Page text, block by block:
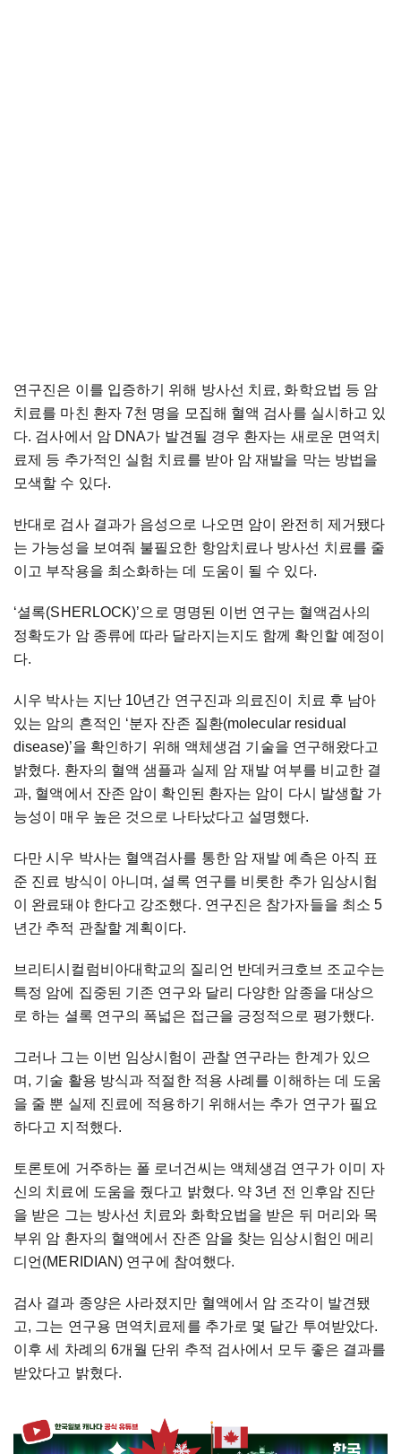
연구진은 이를 입증하기 위해 방사선 치료, 화학요법 등 암
치료를 마친 환자 7천 명을 모집해 혈액 검사를 실시하고 있
다. 검사에서 암 DNA가 발견될 경우 환자는 새로운 면역치
료제 등 추가적인 실험 치료를 받아 암 재발을 막는 방법을
모색할 수 있다.
반대로 검사 결과가 음성으로 나오면 암이 완전히 제거됐다
는 가능성을 보여줘 불필요한 항암치료나 방사선 치료를 줄
이고 부작용을 최소화하는 데 도움이 될 수 있다.
‘셜록(SHERLOCK)’으로 명명된 이번 연구는 혈액검사의
정확도가 암 종류에 따라 달라지는지도 함께 확인할 예정이
다.
시우 박사는 지난 10년간 연구진과 의료진이 치료 후 남아
있는 암의 흔적인 ‘분자 잔존 질환(molecular residual
disease)’을 확인하기 위해 액체생검 기술을 연구해왔다고
밝혔다. 환자의 혈액 샘플과 실제 암 재발 여부를 비교한 결
과, 혈액에서 잔존 암이 확인된 환자는 암이 다시 발생할 가
능성이 매우 높은 것으로 나타났다고 설명했다.
다만 시우 박사는 혈액검사를 통한 암 재발 예측은 아직 표
준 진료 방식이 아니며, 셜록 연구를 비롯한 추가 임상시험
이 완료돼야 한다고 강조했다. 연구진은 참가자들을 최소 5
년간 추적 관찰할 계획이다.
브리티시컬럼비아대학교의 질리언 반데커크호브 조교수는
특정 암에 집중된 기존 연구와 달리 다양한 암종을 대상으
로 하는 셜록 연구의 폭넓은 접근을 긍정적으로 평가했다.
그러나 그는 이번 임상시험이 관찰 연구라는 한계가 있으
며, 기술 활용 방식과 적절한 적용 사례를 이해하는 데 도움
을 줄 뿐 실제 진료에 적용하기 위해서는 추가 연구가 필요
하다고 지적했다.
토론토에 거주하는 폴 로너건씨는 액체생검 연구가 이미 자
신의 치료에 도움을 줬다고 밝혔다. 약 3년 전 인후암 진단
을 받은 그는 방사선 치료와 화학요법을 받은 뒤 머리와 목
부위 암 환자의 혈액에서 잔존 암을 찾는 임상시험인 메리
디언(MERIDIAN) 연구에 참여했다.
검사 결과 종양은 사라졌지만 혈액에서 암 조각이 발견됐
고, 그는 연구용 면역치료제를 추가로 몇 달간 투여받았다.
이후 세 차례의 6개월 단위 추적 검사에서 모두 좋은 결과를
받았다고 밝혔다.